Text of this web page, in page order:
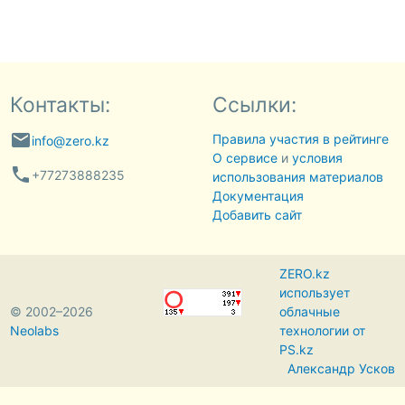
Контакты:
emailinfo@zero.kz
phone +77273888235
Ссылки:
Правила участия в рейтинге
О сервисеи условия
использования материалов
Документация
Добавить сайт
© 2002–2026
Neolabs
ZERO.kz
использует
облачные
технологии от
PS.kz
Александр Усков